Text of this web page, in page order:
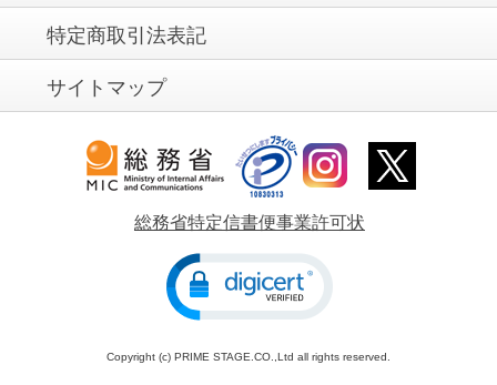
特定商取引法表記
サイトマップ
総務省特定信書便事業許可状
Copyright (c) PRIME STAGE.CO.,Ltd all rights reserved.